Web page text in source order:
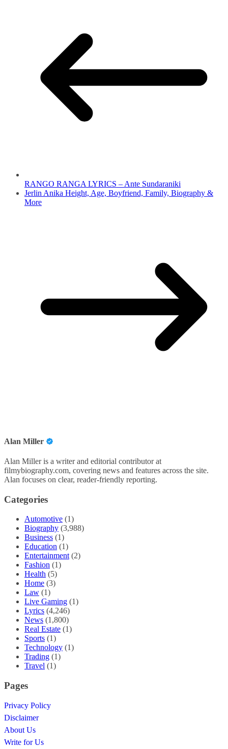
RANGO RANGA LYRICS – Ante Sundaraniki
Jerlin Anika Height, Age, Boyfriend, Family, Biography &
More
Alan Miller
Alan Miller is a writer and editorial contributor at
filmybiography.com, covering news and features across the site.
Alan focuses on clear, reader-friendly reporting.
Categories
Automotive (1)
Biography (3,988)
Business (1)
Education (1)
Entertainment(2)
Fashion (1)
Health (5)
Home (3)
Law (1)
Live Gaming (1)
Lyrics (4,246)
News (1,800)
Real Estate (1)
Sports (1)
Technology (1)
Trading (1)
Travel (1)
Pages
Privacy Policy
Disclaimer
About Us
Write for Us